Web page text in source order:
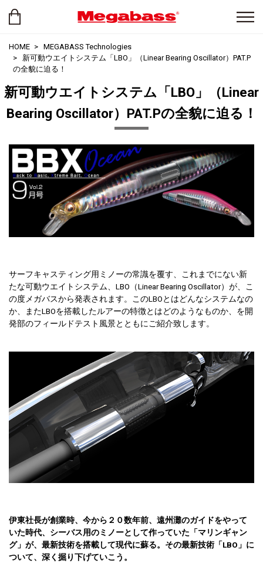
HOME
MEGABASS Technologies
新可動ウエイトシステム「LBO」（Linear Bearing Oscillator）PAT.P
の全貌に迫る！
新可動ウエイトシステム「LBO」（Linear
Bearing Oscillator）PAT.Pの全貌に迫る！
サーフキャスティング用ミノーの常識を覆す、これまでにない新
たな可動ウエイトシステム、LBO（Linear Bearing Oscillator）が、こ
の度メガバスから発表されます。このLBOとはどんなシステムなの
か、またLBOを搭載したルアーの特徴とはどのようなものか、を開
発部のフィールドテスト風景とともにご紹介致します。
伊東社長が創業時、今から２０数年前、遠州灘のガイドをやって
いた時代、シーバス用のミノーとして作っていた「マリンギャン
グ」が、最新技術を搭載して現代に蘇る。その最新技術「LBO」に
ついて、深く掘り下げていこう。